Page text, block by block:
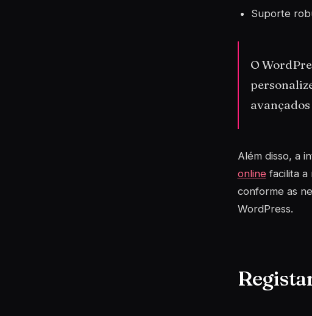
Suporte
O
Além disso, a
onlinefacilita a
conforme as
WordPress.